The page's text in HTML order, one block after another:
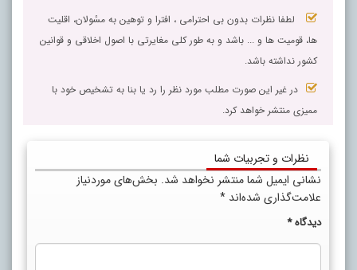
لطفا نظرات بدون بی احترامی ، افترا و توهین به مسٔولان، اقلیت
ها، قومیت ها و ... باشد و به طور کلی مغایرتی با اصول اخلاقی و قوانین
کشور نداشته باشد.
در غیر این صورت مطلب مورد نظر را رد یا بنا به تشخیص خود با
ممیزی منتشر خواهد کرد.
نظرات و تجربیات شما
نشانی ایمیل شما منتشر نخواهد شد. بخش‌های موردنیاز
علامت‌گذاری شده‌اند *
دیدگاه*